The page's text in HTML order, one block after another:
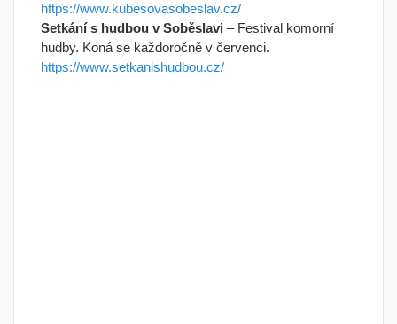
https://www.kubesovasobeslav.cz/
Setkání s hudbou v Soběslavi – Festival komorní
hudby. Koná se každoročně v červenci.
https://www.setkanishudbou.cz/